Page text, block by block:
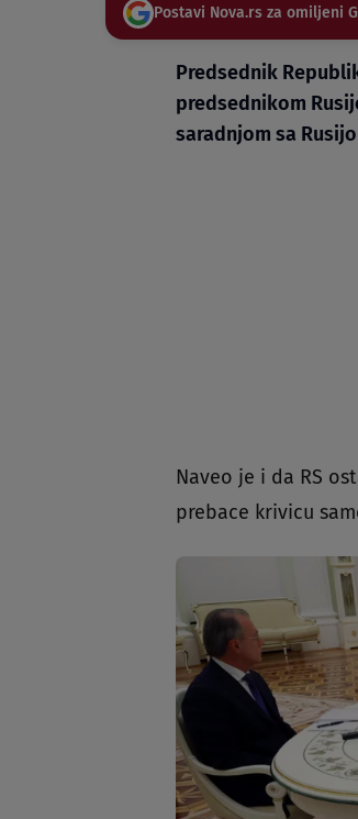
Postavi Nova.rs za omiljeni
Predsednik
predsednikom
saradnjom sa
Naveo je i da RS
prebace krivicu